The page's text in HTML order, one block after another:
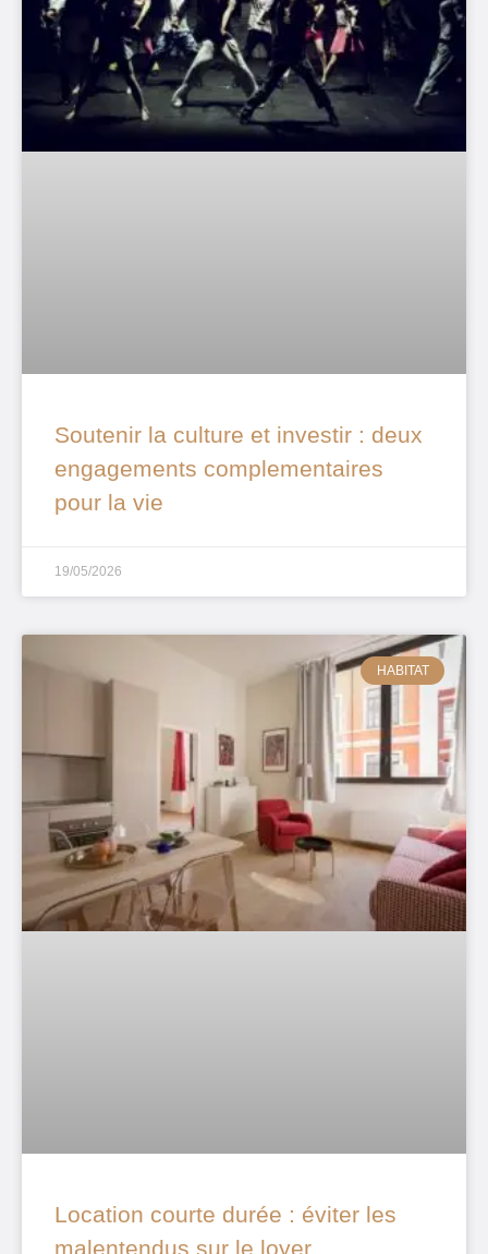
Soutenir la culture et investir : deux
engagements complementaires
pour la vie
19/05/2026
HABITAT
Location courte durée : éviter les
malentendus sur le loyer